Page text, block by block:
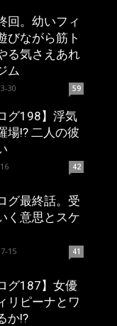
回。幼いフィ
びながら筋ト
る気さえあれ
ム
30 59
グ198】浮気
場!? 二人の彼
42
グ最終話。受
く意思とスケ
15 41
グ187】女優
リピーナとワ
か!?